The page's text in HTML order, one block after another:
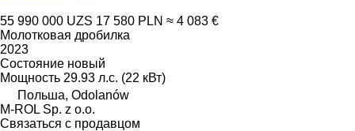
55 990 000 UZS 17 580 PLN ≈ 4 083 €
Молотковая дробилка
2023
Состояние новый
Мощность 29.93 л.с. (22 кВт)
Польша, Odolanów
M-ROL Sp. z o.o.
Связаться с продавцом